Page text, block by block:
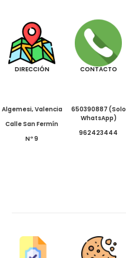
DIRECCIÓN
Algemesi, Valencia
Calle San Fermín
Nº 9
CONTACTO
650390887 (Solo
WhatsApp)
962423444